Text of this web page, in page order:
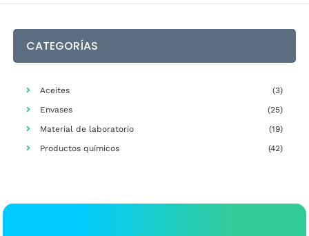
CATEGORÍAS
Aceites
(3)
Envases
(25)
Material de laboratorio
(19)
Productos químicos
(42)